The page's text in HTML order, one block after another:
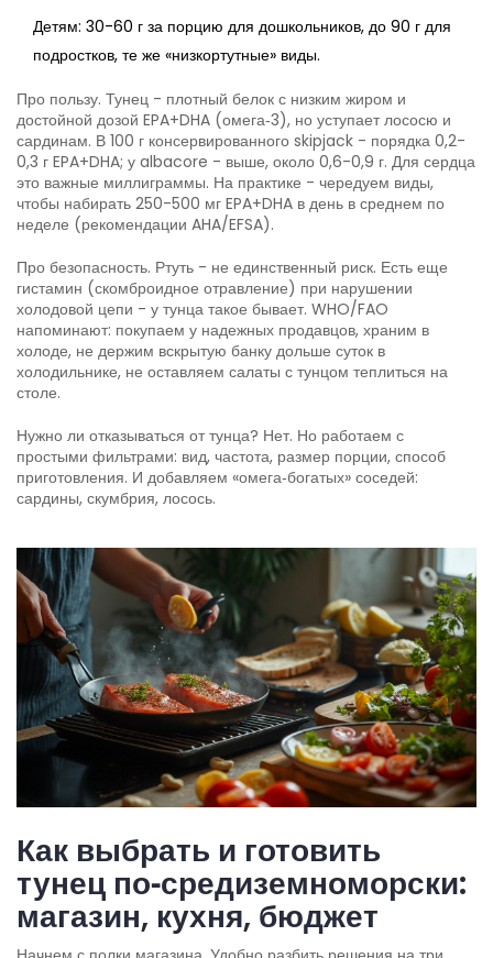
Детям: 30-60 г за порцию для дошкольников, до 90 г для
подростков, те же «низкортутные» виды.
Про пользу. Тунец - плотный белок с низким жиром и
достойной дозой EPA+DHA (омега‑3), но уступает лососю и
сардинам. В 100 г консервированного skipjack - порядка 0,2-
0,3 г EPA+DHA; у albacore - выше, около 0,6-0,9 г. Для сердца
это важные миллиграммы. На практике - чередуем виды,
чтобы набирать 250-500 мг EPA+DHA в день в среднем по
неделе (рекомендации AHA/EFSA).
Про безопасность. Ртуть - не единственный риск. Есть еще
гистамин (скомброидное отравление) при нарушении
холодовой цепи - у тунца такое бывает. WHO/FAO
напоминают: покупаем у надежных продавцов, храним в
холоде, не держим вскрытую банку дольше суток в
холодильнике, не оставляем салаты с тунцом теплиться на
столе.
Нужно ли отказываться от тунца? Нет. Но работаем с
простыми фильтрами: вид, частота, размер порции, способ
приготовления. И добавляем «омега‑богатых» соседей:
сардины, скумбрия, лосось.
Как выбрать и готовить
тунец по‑средиземноморски:
магазин, кухня, бюджет